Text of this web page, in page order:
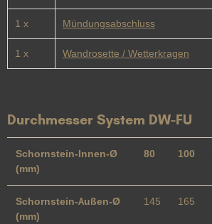
1 x Mündungsabschluss
1 x Wandrosette / Wetterkragen
Durchmesser System DW-FU
Schornstein-Innen-Ø
(mm)
80 100
Schornstein-Außen-Ø
(mm)
145 165